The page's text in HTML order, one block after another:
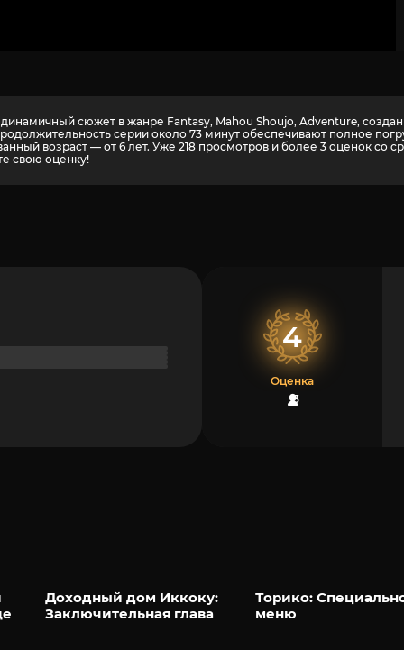
сюжет в жанре Fantasy, Mahou Shoujo, Adventure,
серии около 73 минут обеспечивают полное
возраст — от 6 лет. Уже 218 просмотров и более 3 оценок со
свою оценку!
4
Оценка
3
Доходный дом Иккоку:
Заключительная глава
Торико:
меню